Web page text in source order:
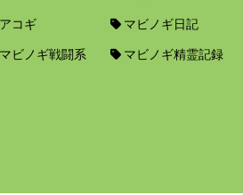
アコギ マビノギ日記
マビノギ戦闘系 マビノギ精霊記録